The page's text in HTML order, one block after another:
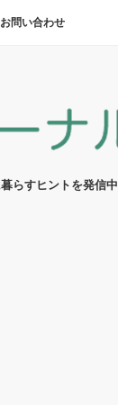
お問い合わせ
らすヒントを発信中